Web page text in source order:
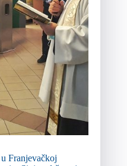
Franjevačkoj